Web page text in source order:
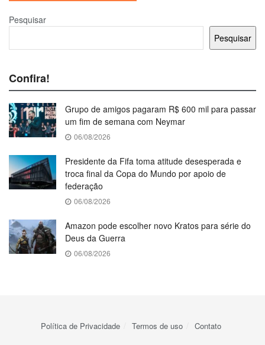
Pesquisar
Pesquisar
Confira!
Grupo de amigos pagaram R$ 600 mil para passar
um fim de semana com Neymar
06/08/2026
Presidente da Fifa toma atitude desesperada e
troca final da Copa do Mundo por apoio de
federação
06/08/2026
Amazon pode escolher novo Kratos para série do
Deus da Guerra
06/08/2026
Política de Privacidade Termos de uso Contato